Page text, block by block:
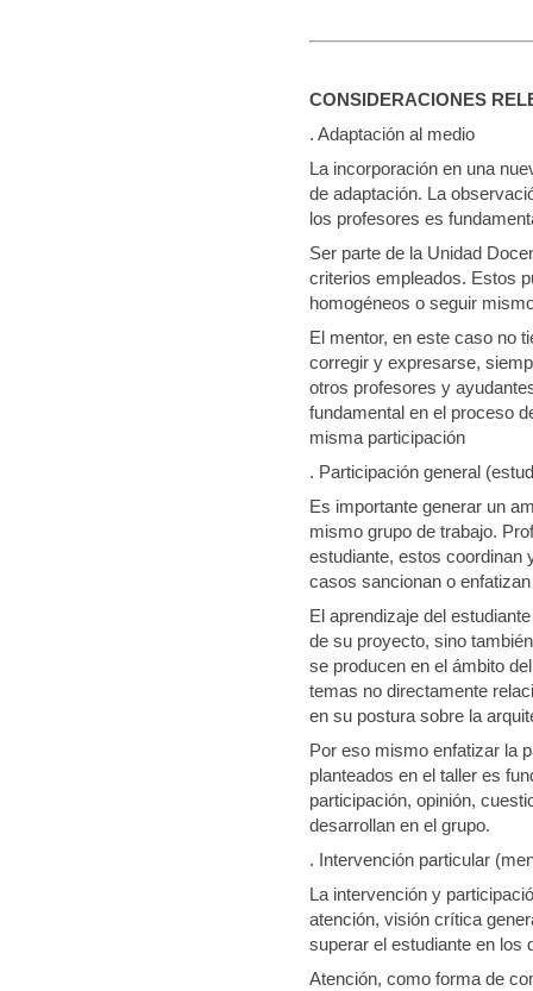
CONSIDERACIONES
. Adaptación al medio
La incorporación en una
de adaptación. La
los profesores es
Ser parte de la Unidad
criterios empleados. Estos
homogéneos o seguir
El mentor, en este caso no
corregir y expresarse,
otros profesores y
fundamental en el proceso
misma participación
. Participación general
Es importante generar un
mismo grupo de trabajo.
estudiante, estos coordinan
casos sancionan o
El aprendizaje del
de su proyecto, sino
se producen en el ámbito
temas no directamente
en su postura sobre la
Por eso mismo enfatizar la
planteados en el taller es
participación, opinión,
desarrollan en el grupo.
. Intervención particular
La intervención y
atención, visión crítica
superar el estudiante en los
Atención, como forma de